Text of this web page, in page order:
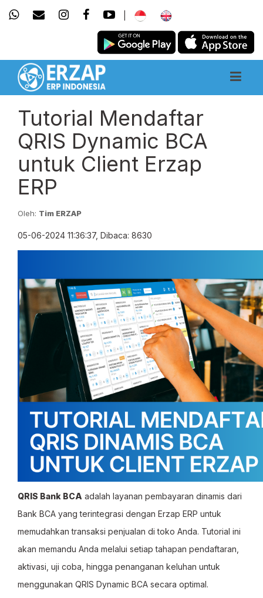
Tutorial Mendaftar
QRIS Dynamic BCA
untuk Client Erzap
ERP
Oleh: Tim ERZAP
05-06-2024 11:36:37, Dibaca: 8630
QRIS Bank BCA adalah layanan pembayaran dinamis dari
Bank BCA yang terintegrasi dengan Erzap ERP untuk
memudahkan transaksi penjualan di toko Anda. Tutorial ini
akan memandu Anda melalui setiap tahapan pendaftaran,
aktivasi, uji coba, hingga penanganan keluhan untuk
menggunakan QRIS Dynamic BCA secara optimal.